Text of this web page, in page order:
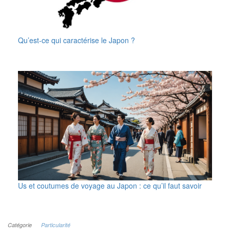
Qu’est-ce qui caractérise le Japon ?
Us et coutumes de voyage au Japon : ce qu’il faut savoir
Catégorie Particularité